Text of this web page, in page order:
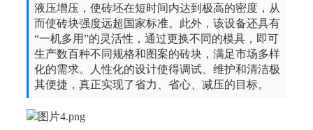
液压增压，使砖坯在短时间内达到极高的密度，从
而使砖块强度远超国家标准。此外，该设备还具有
“一机多用”的灵活性，通过更换不同的模具，即可
生产数百种不同规格和图案的砖块，满足市场多样
化的需求。人性化的设计使得调试、维护和清洁极
其便捷，真正实现了省力、省心、减压的目标。